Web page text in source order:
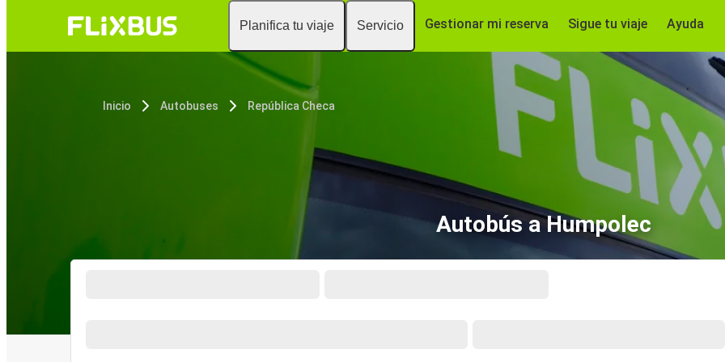
Planifica tu viaje Servicio Gestionar mi reserva Sigue tu viaje Ayuda
Inicio Autobuses República Checa
Autobús a Humpolec